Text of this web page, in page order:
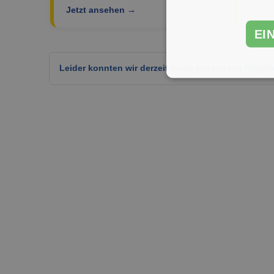
Jetzt ansehen →
Leider konnten wir derzeit keine passenden